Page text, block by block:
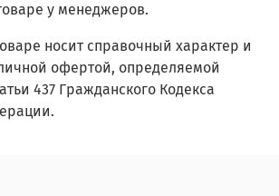
у менеджеров.
носит справочный характер и
офертой, определяемой
437 Гражданского Кодекса